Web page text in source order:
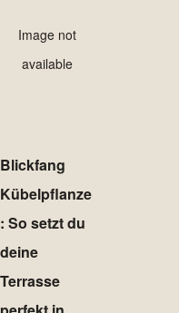
Image not
available
Blickfang
Kübelpflanze
: So setzt du
deine
Terrasse